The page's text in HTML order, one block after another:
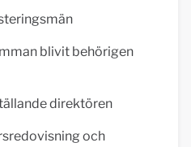
blivit behörigen
direktören
och